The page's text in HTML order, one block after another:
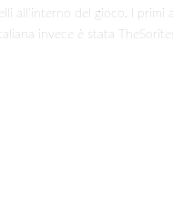
all’interno del gioco. I primi
invece è stata